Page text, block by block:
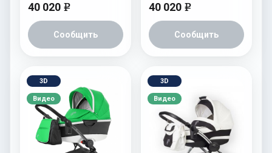
40 020 e
Сообщить
40 020 e
Сообщить
3D
Видео
3D
Видео